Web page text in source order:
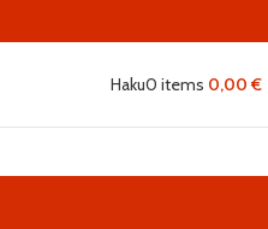
Haku0 items 0,00€